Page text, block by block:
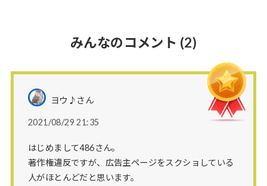
みんなのコメント (2)
ヨウ♪さん
2021/08/29 21:35
はじめまして486さん。
著作権違反ですが、広告主ページをスクショしている
人がほとんどだと思います。